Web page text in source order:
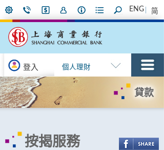
ENG 简
登入 個人理財
貸款
按揭服務